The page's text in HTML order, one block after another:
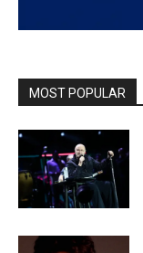
MOST POPULAR